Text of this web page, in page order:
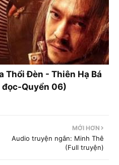
Thổi Đèn - Thiên Hạ Bá
Quyển 06)
MỚI HƠN
Audio truyện ngắn: Minh Thê
(Full truyện)